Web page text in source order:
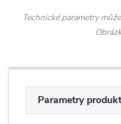
Technické parametry
Parametry